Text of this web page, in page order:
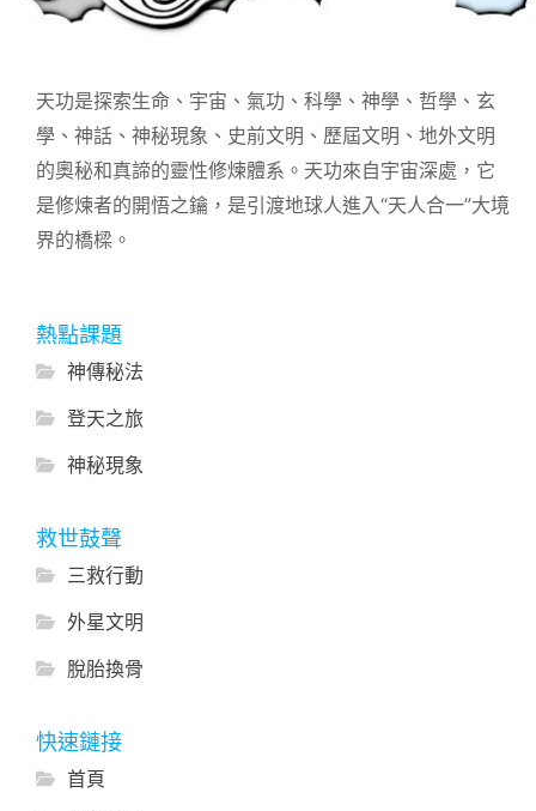
天功是探索生命、宇宙、氣功、科學、神學、哲學、玄
學、神話、神秘現象、史前文明、歷屆文明、地外文明
的奧秘和真諦的靈性修煉體系。天功來自宇宙深處，它
是修煉者的開悟之鑰，是引渡地球人進入“天人合一”大境
界的橋樑。
熱點課題
神傳秘法
登天之旅
神秘現象
救世鼓聲
三救行動
外星文明
脫胎換骨
快速鏈接
首頁